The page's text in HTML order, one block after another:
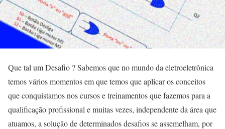
Que tal um Desafio ? Sabemos que no mundo da eletroeletrônica
temos vários momentos em que temos que aplicar os conceitos
que conquistamos nos cursos e treinamentos que fazemos para a
qualificação profissional e muitas vezes, independente da área que
atuamos, a solução de determinados desafios se assemelham, por